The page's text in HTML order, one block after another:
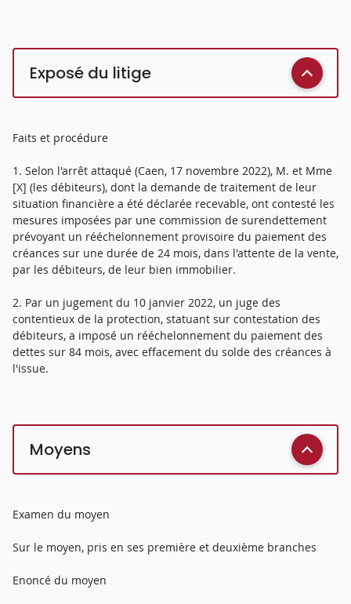
Exposé du litige
Faits et procédure
1. Selon l'arrêt attaqué (Caen, 17 novembre 2022), M. et Mme
[X] (les débiteurs), dont la demande de traitement de leur
situation financière a été déclarée recevable, ont contesté les
mesures imposées par une commission de surendettement
prévoyant un rééchelonnement provisoire du paiement des
créances sur une durée de 24 mois, dans l'attente de la vente,
par les débiteurs, de leur bien immobilier.
2. Par un jugement du 10 janvier 2022, un juge des
contentieux de la protection, statuant sur contestation des
débiteurs, a imposé un rééchelonnement du paiement des
dettes sur 84 mois, avec effacement du solde des créances à
l'issue.
Moyens
Examen du moyen
Sur le moyen, pris en ses première et deuxième branches
Enoncé du moyen